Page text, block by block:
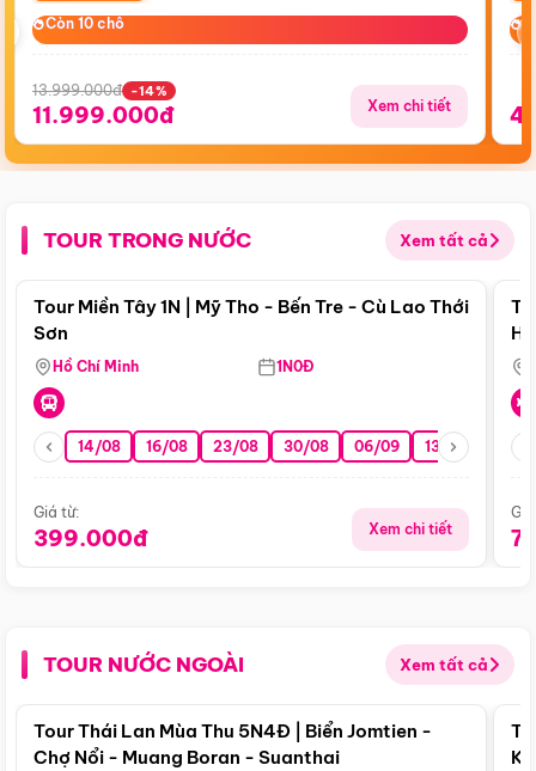
Còn 10 chỗ
Còn 10 chỗ
13.999.000đ -14%
11.999.000đ Xem chi tiết
TOUR TRONG NƯỚC Xem tất cả
Điểm nổi bật
Tour Miền Tây 1N | Mỹ Tho - Bến Tre - Cù Lao Thới
Sơn
Hồ Chí Minh 1N0Đ
14/08 16/08 23/08 30/08 06/09 13/09 20/09
Giá từ:
399.000đ Xem chi tiết
TOUR NƯỚC NGOÀI Xem tất cả
Điểm nổi bật
Tour Thái Lan Mùa Thu 5N4Đ | Biển Jomtien -
Chợ Nổi - Muang Boran - Suanthai